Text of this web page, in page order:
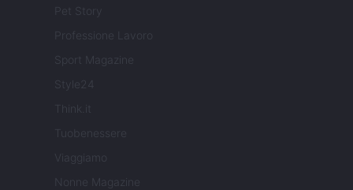
Pet Story
Professione Lavoro
Sport Magazine
Style24
Think.it
Tuobenessere
Viaggiamo
Nonne Magazine